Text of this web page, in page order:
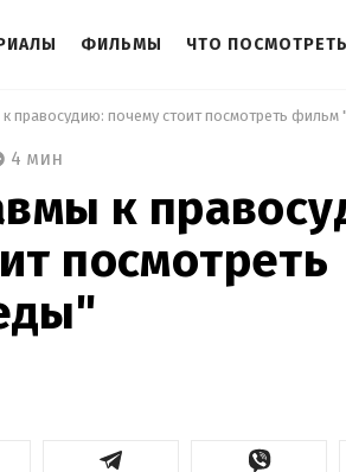
ФИЛЬМЫ ЧТО ПОСМОТРЕТЬ
к правосудию: почему стоит посмотреть фильм
4 мин
к
посмотреть